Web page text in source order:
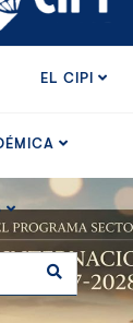
EL CIPI